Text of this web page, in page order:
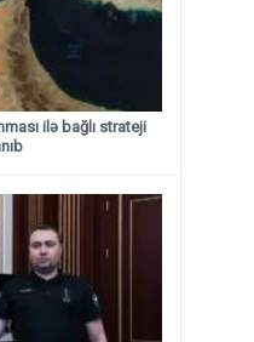
ilə bağlı strateji